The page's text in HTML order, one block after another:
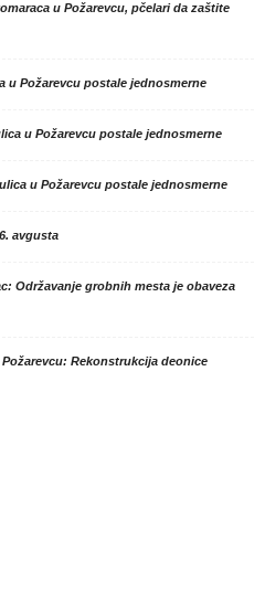
u Požarevcu, pčelari da zaštite
u Požarevcu postale jednosmerne
u Požarevcu postale jednosmerne
u Požarevcu postale jednosmerne
avgusta
Održavanje grobnih mesta je obaveza
Rekonstrukcija deonice